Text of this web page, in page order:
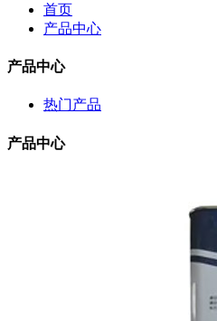
首页
产品中心
产品中心
热门产品
产品中心